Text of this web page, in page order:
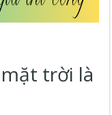
trời là